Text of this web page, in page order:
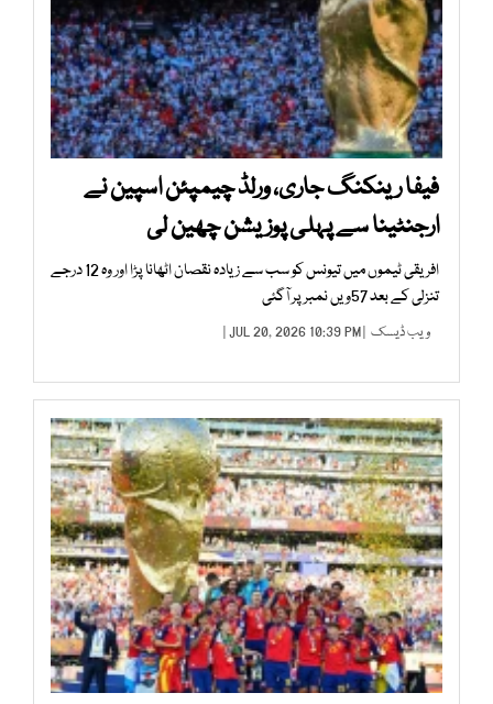
فیفا رینکنگ جاری، ورلڈ چیمپئن اسپین نے
ارجنٹینا سے پہلی پوزیشن چھین لی
افریقی ٹیموں میں تیونس کو سب سے زیادہ نقصان اٹھانا پڑا اور وہ 12 درجے
تنزلی کے بعد 57ویں نمبر پر آگئی
ویب ڈیسک | JUL 20, 2026 10:39 PM |